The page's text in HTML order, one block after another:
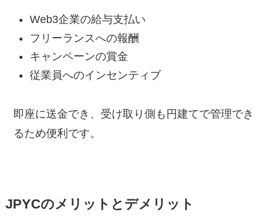
Web3企業の給与支払い
フリーランスへの報酬
キャンペーンの賞金
従業員へのインセンティブ
即座に送金でき、受け取り側も円建てで管理でき
るため便利です。
JPYCのメリットとデメリット